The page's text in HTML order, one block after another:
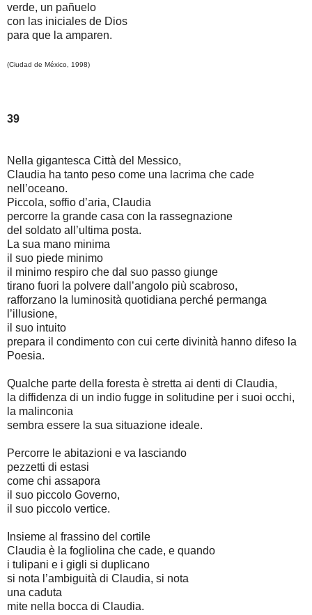
verde, un pañuelo
con las iniciales de Dios
para que la amparen.
(Ciudad de México, 1998)
39
Nella gigantesca Città del Messico,
Claudia ha tanto peso come una lacrima che cade
nell’oceano.
Piccola, soffio d’aria, Claudia
percorre la grande casa con la rassegnazione
del soldato all’ultima posta.
La sua mano minima
il suo piede minimo
il minimo respiro che dal suo passo giunge
tirano fuori la polvere dall’angolo più scabroso,
rafforzano la luminosità quotidiana perché permanga
l’illusione,
il suo intuito
prepara il condimento con cui certe divinità hanno difeso la
Poesia.
Qualche parte della foresta è stretta ai denti di Claudia,
la diffidenza di un indio fugge in solitudine per i suoi occhi,
la malinconia
sembra essere la sua situazione ideale.
Percorre le abitazioni e va lasciando
pezzetti di estasi
come chi assapora
il suo piccolo Governo,
il suo piccolo vertice.
Insieme al frassino del cortile
Claudia è la fogliolina che cade, e quando
i tulipani e i gigli si duplicano
si nota l’ambiguità di Claudia, si nota
una caduta
mite nella bocca di Claudia.